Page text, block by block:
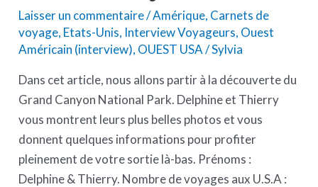
Laisser un commentaire/Amérique, Carnets de
voyage, Etats-Unis, Interview Voyageurs, Ouest
Américain (interview), OUEST USA/Sylvia
Dans cet article, nous allons partir à la découverte du
Grand Canyon National Park. Delphine et Thierry
vous montrent leurs plus belles photos et vous
donnent quelques informations pour profiter
pleinement de votre sortie là-bas. Prénoms :
Delphine & Thierry. Nombre de voyages aux U.S.A :